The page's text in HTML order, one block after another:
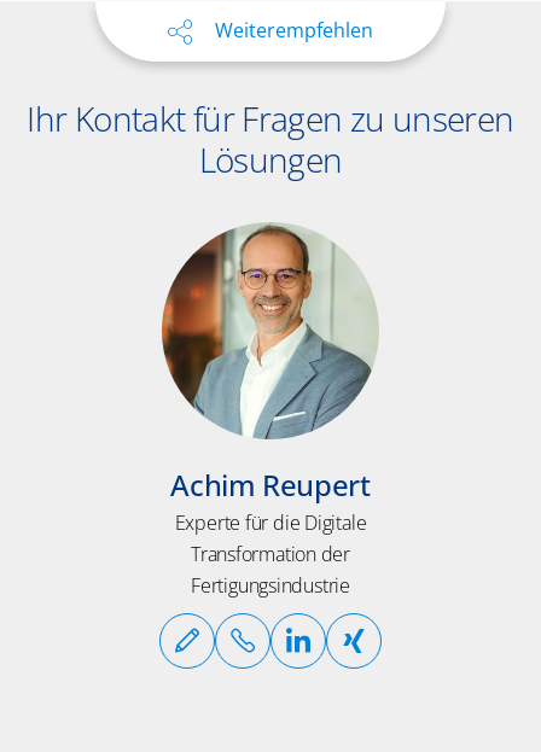
Weiterempfehlen
Ihr Kontakt für Fragen zu unseren
Lösungen
Achim Reupert
Experte für die Digitale
Transformation der
Fertigungsindustrie